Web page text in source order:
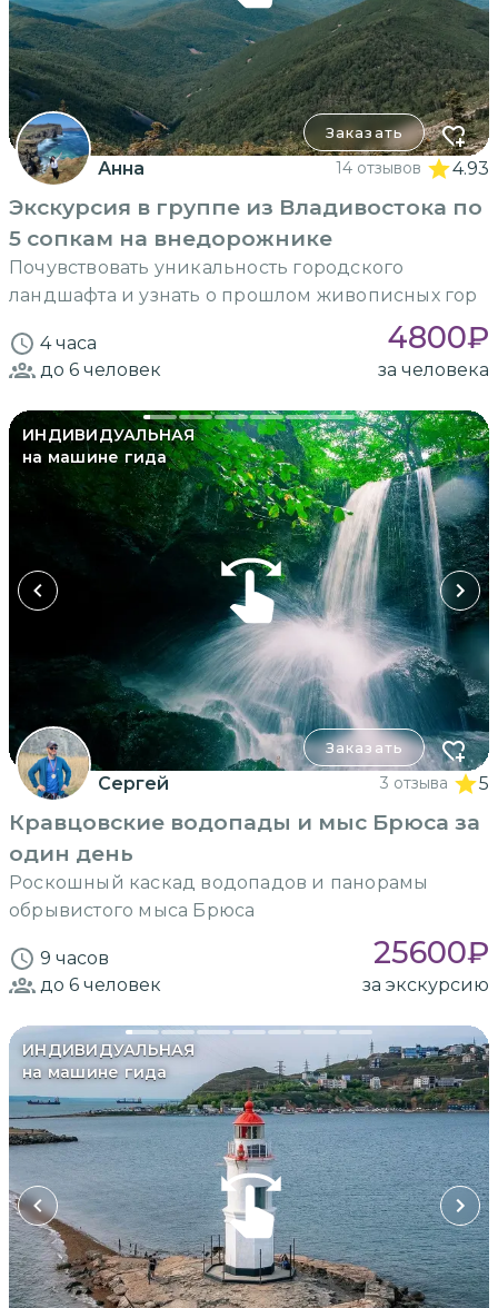
Заказать
Анна 14 отзывов 4.93
Экскурсия в группе из Владивостока по
5 сопкам на внедорожнике
Почувствовать уникальность городского
ландшафта и узнать о прошлом живописных гор
4 часа 4800₽
до 6 человек за человека
ИНДИВИДУАЛЬНАЯ
на машине гида
Заказать
Сергей 3 отзыва 5
Кравцовские водопады и мыс Брюса за
один день
Роскошный каскад водопадов и панорамы
обрывистого мыса Брюса
9 часов 25600₽
до 6 человек за экскурсию
ИНДИВИДУАЛЬНАЯ
на машине гида